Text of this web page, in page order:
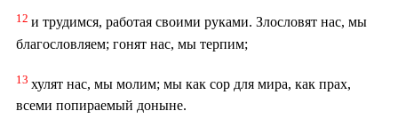
12 и трудимся, работая своими руками. Злословят нас, мы
благословляем; гонят нас, мы терпим;
13 хулят нас, мы молим; мы как сор для мира, как прах,
всеми попираемый доныне.